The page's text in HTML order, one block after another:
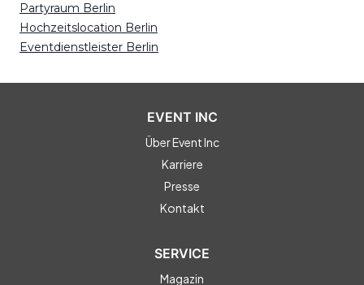
Partyraum Berlin
Hochzeitslocation Berlin
Eventdienstleister Berlin
EVENT INC
Über Event Inc
Karriere
Presse
Kontakt
SERVICE
Magazin